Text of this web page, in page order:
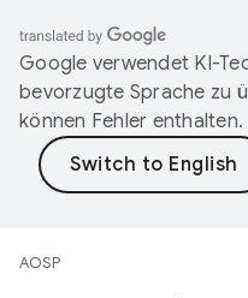
Google verwendet KI-
bevorzugte Sprache zu
können Fehler enthalten.
AOSP